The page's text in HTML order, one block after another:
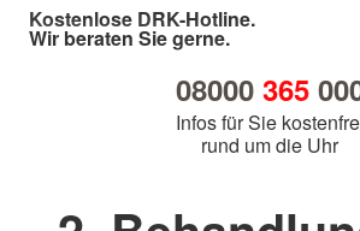
Kostenlose DRK-Hotline.
Wir beraten Sie gerne.
08000 365
Infos für Sie
rund um die Uhr